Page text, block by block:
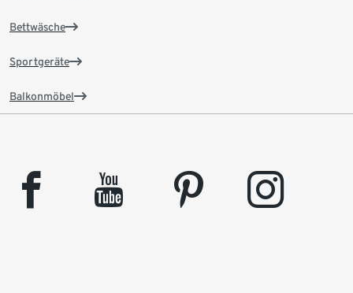
Bettwäsche
Sportgeräte
Balkonmöbel
facebook youtube pinterest instagram